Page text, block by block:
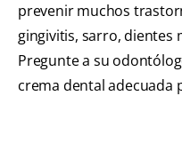
prevenir muchos
gingivitis, sarro, dientes
Pregunte a su
crema dental adecuada